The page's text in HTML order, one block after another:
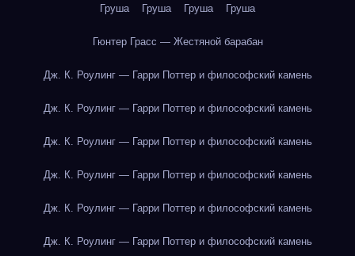
Груша Груша Груша Груша
Гюнтер Грасс — Жестяной барабан
Дж. К. Роулинг — Гарри Поттер и философский камень
Дж. К. Роулинг — Гарри Поттер и философский камень
Дж. К. Роулинг — Гарри Поттер и философский камень
Дж. К. Роулинг — Гарри Поттер и философский камень
Дж. К. Роулинг — Гарри Поттер и философский камень
Дж. К. Роулинг — Гарри Поттер и философский камень